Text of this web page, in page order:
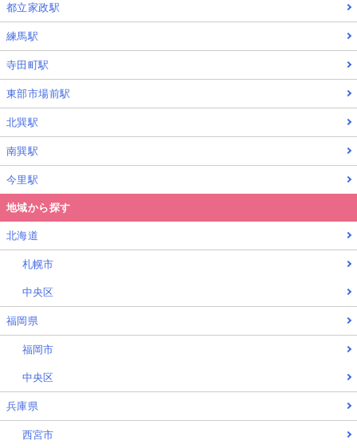
都立家政駅
練馬駅
寺田町駅
東部市場前駅
北巽駅
南巽駅
今里駅
地域から探す
北海道
札幌市
中央区
福岡県
福岡市
中央区
兵庫県
西宮市